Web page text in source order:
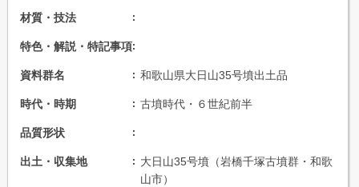
材質・技法
特色・解説・特記事項
資料群名 和歌山県大日山35号墳出土品
時代・時期 古墳時代・６世紀前半
品質形状
出土・収集地
大日山35号墳（岩橋千塚古墳群・和歌
山市）